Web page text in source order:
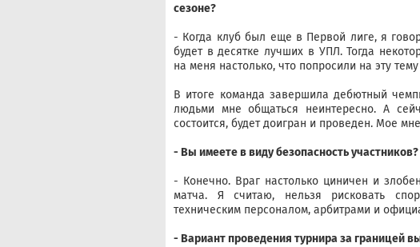
сезоне?
- Когда клуб был еще в Первой лиге, я
будет в десятке лучших в УПЛ. Тогда
на меня настолько, что попросили на эту
В итоге команда завершила дебютный
людьми мне общаться неинтересно. А
состоится, будет доигран и проведен. Мое
- Вы имеете в виду безопасность участников?
- Конечно. Враг настолько циничен и
матча. Я считаю, нельзя рисковать
техническим персоналом, арбитрами и
- Вариант проведения турнира за границей